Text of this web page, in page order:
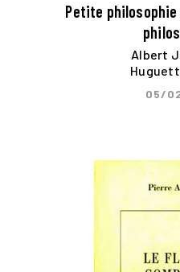
Petite philosophie
Albert
05/